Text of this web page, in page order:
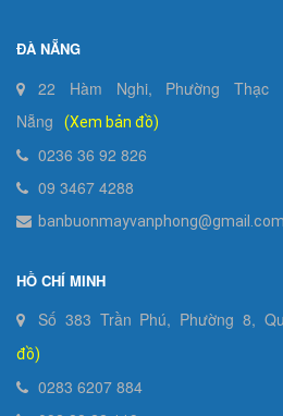
ĐÀ NẴNG
22 Hàm Nghi, Phường
Nẵng
(Xem bản đồ)
0236 36 92 826
09 3467 4288
banbuonmayvanphong@gmail.com
HỒ CHÍ MINH
Số 383 Trần Phú, Phường 8,
đồ)
0283 6207 884